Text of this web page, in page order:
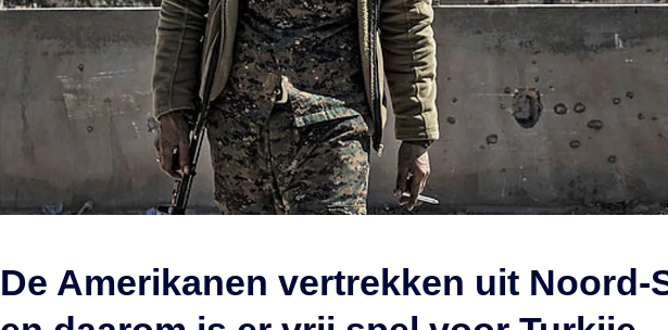
De Amerikanen vertrekken uit Noord-